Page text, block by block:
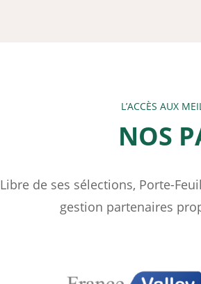
L’ACCÈS AUX
NOS
Libre de ses sélections, Porte-
gestion partenaires